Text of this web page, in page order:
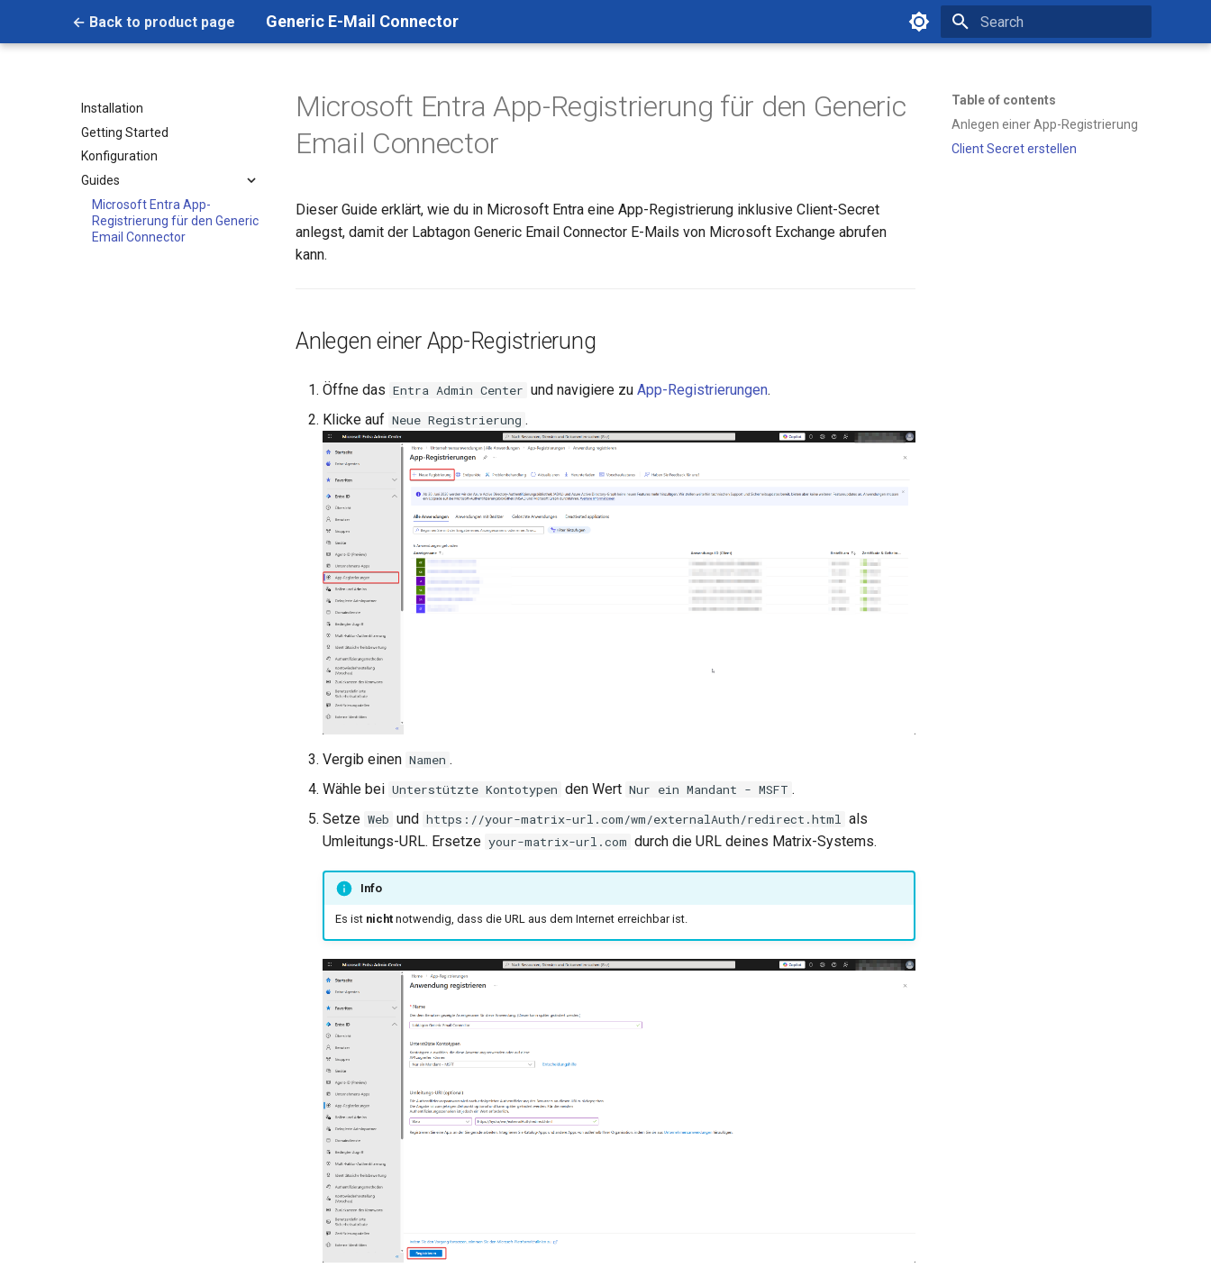
← Back to product page Generic E-Mail Connector
Installation
Getting Started
Konfiguration
Guides
Microsoft Entra App-
Registrierung für den Generic
Email Connector
Table of contents
Anlegen einer App-Registrierung
Client Secret erstellen
Microsoft Entra App-Registrierung für den Generic
Email Connector
Dieser Guide erklärt, wie du in Microsoft Entra eine App-Registrierung inklusive Client-Secret
anlegst, damit der Labtagon Generic Email Connector E-Mails von Microsoft Exchange abrufen
kann.
Anlegen einer App-Registrierung
Öffne das Entra Admin Center und navigiere zu App-Registrierungen.
Klicke auf Neue Registrierung .
Vergib einen Namen .
Wähle bei Unterstützte Kontotypen den Wert Nur ein Mandant - MSFT .
Setze Web und https://your-matrix-url.com/wm/externalAuth/redirect.html als
Umleitungs-URL. Ersetze your-matrix-url.com durch die URL deines Matrix-Systems.
Info
Es ist nichtnotwendig, dass die URL aus dem Internet erreichbar ist.